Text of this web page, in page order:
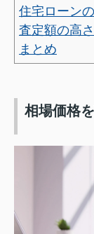
住宅ローン
査定額の高
まとめ
相場価格